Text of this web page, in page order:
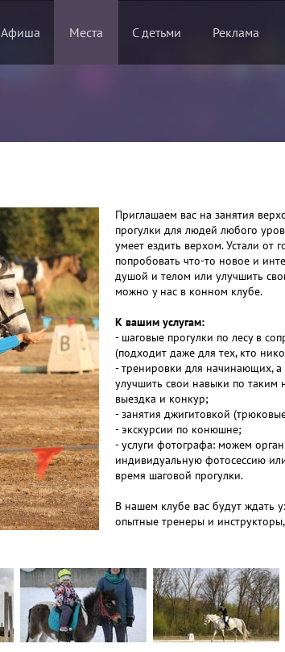
Афиша Места С детьми Реклама
Приглашаем вас на занятия
прогулки для людей любого
умеет ездить верхом. Устали от
попробовать что-то новое и
душой и телом или улучшить
можно у нас в конном клубе.
К вашим услугам:
- шаговые прогулки по лесу в
(подходит даже для тех, кто
- тренировки для начинающих, а
улучшить свои навыки по таким
выездка и конкур;
- занятия джигитовкой
- экскурсии по конюшне;
- услуги фотографа: можем
индивидуальную фотосессию
время шаговой прогулки.
В нашем клубе вас будут ждать
опытные тренеры и
города, до ворот конюшни
транспорт. На своей машине
асфальтированной дороге. На
парковка, где вы можете
отдохнуть на природе,
эмоциями от общения с самыми